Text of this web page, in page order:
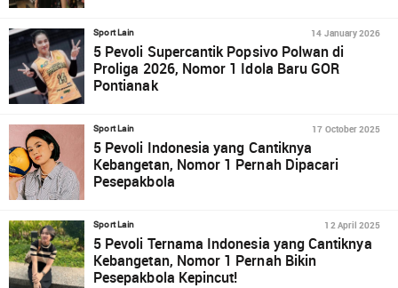
Sport Lain 14 January 2026
5 Pevoli Supercantik Popsivo Polwan di
Proliga 2026, Nomor 1 Idola Baru GOR
Pontianak
Sport Lain 17 October 2025
5 Pevoli Indonesia yang Cantiknya
Kebangetan, Nomor 1 Pernah Dipacari
Pesepakbola
Sport Lain 12 April 2025
5 Pevoli Ternama Indonesia yang Cantiknya
Kebangetan, Nomor 1 Pernah Bikin
Pesepakbola Kepincut!